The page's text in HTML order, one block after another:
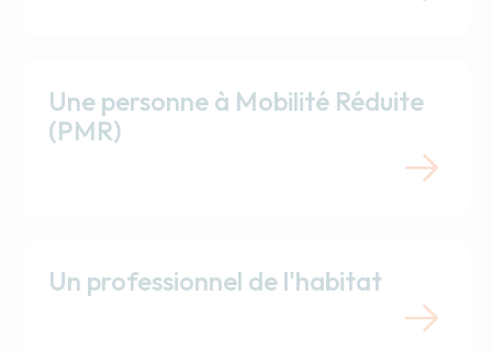
Une personne à Mobilité Réduite
(PMR)
Un professionnel de l'habitat